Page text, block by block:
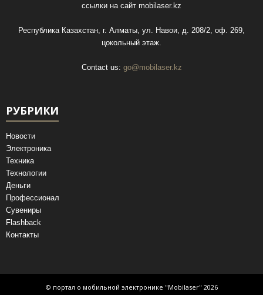
ссылки на сайт mobilaser.kz
Республика Казахстан, г. Алматы, ул. Навои, д. 208/2, оф. 269,
цокольный этаж.
Contact us: go@mobilaser.kz
РУБРИКИ
Новости
Электроника
Техника
Технологии
Деньги
Профессионал
Сувениры
Flashback
Контакты
© портал о мобильной электронике "Mobilaser" 2026